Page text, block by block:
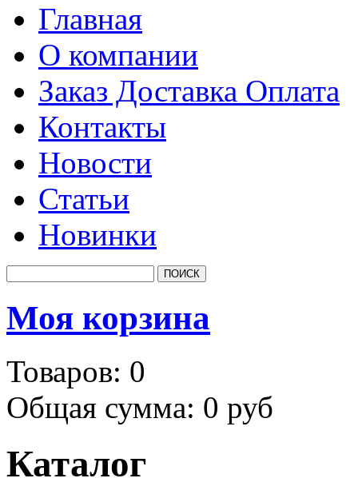
Главная
О компании
Заказ Доставка Оплата
Контакты
Новости
Статьи
Новинки
Моя корзина
Товаров: 0
Общая сумма: 0 руб
Каталог